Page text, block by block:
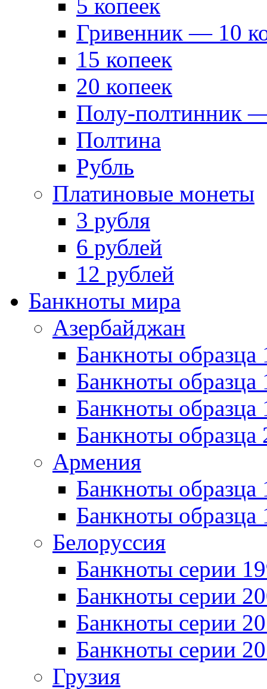
5 копеек
Гривенник — 10
15 копеек
20 копеек
Полу-полтинник
Полтина
Рубль
Платиновые монеты
3 рубля
6 рублей
12 рублей
Банкноты мира
Азербайджан
Банкноты образца
Банкноты образца
Банкноты
Банкноты образца
Армения
Банкноты образца
Банкноты образца
Белоруссия
Банкноты серии
Банкноты серии
Банкноты серии
Банкноты серии
Грузия